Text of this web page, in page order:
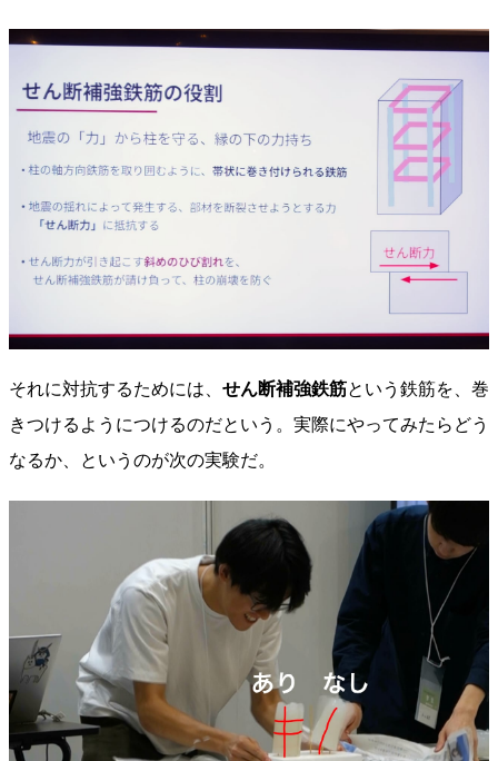
それに対抗するためには、 せん断補強鉄筋という鉄筋を、巻
きつけるようにつけるのだという。実際にやってみたらどう
なるか、というのが次の実験だ。